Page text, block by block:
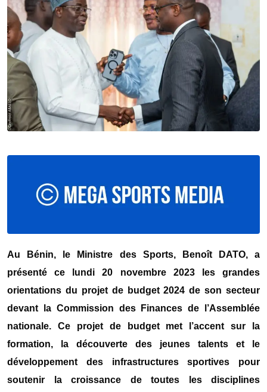
Au Bénin, le Ministre des Sports, Benoît DATO, a
présenté ce lundi 20 novembre 2023 les grandes
orientations du projet de budget 2024 de son secteur
devant la Commission des Finances de l’Assemblée
nationale. Ce projet de budget met l’accent sur la
formation, la découverte des jeunes talents et le
développement des infrastructures sportives pour
soutenir la croissance de toutes les disciplines